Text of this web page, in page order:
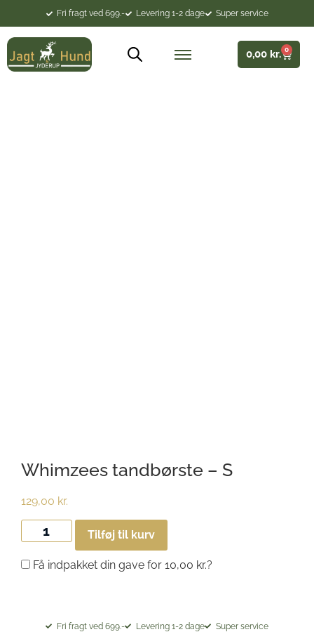
Fri fragt ved 699.- Levering 1-2 dage Super service
0,00 kr. 0
Whimzees tandbørste – S
129,00 kr.
Tilføj til kurv
Få indpakket din gave for 10,00 kr.?
Fri fragt ved 699.- Levering 1-2 dage Super service